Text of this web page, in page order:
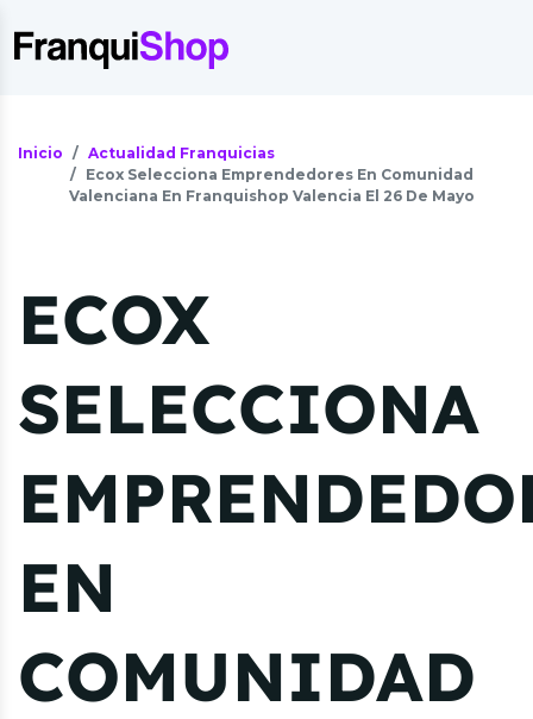
Inicio
Actualidad Franquicias
Ecox Selecciona Emprendedores En Comunidad
Valenciana En Franquishop Valencia El 26 De Mayo
ECOX
SELECCIONA
EN
COMUNIDAD